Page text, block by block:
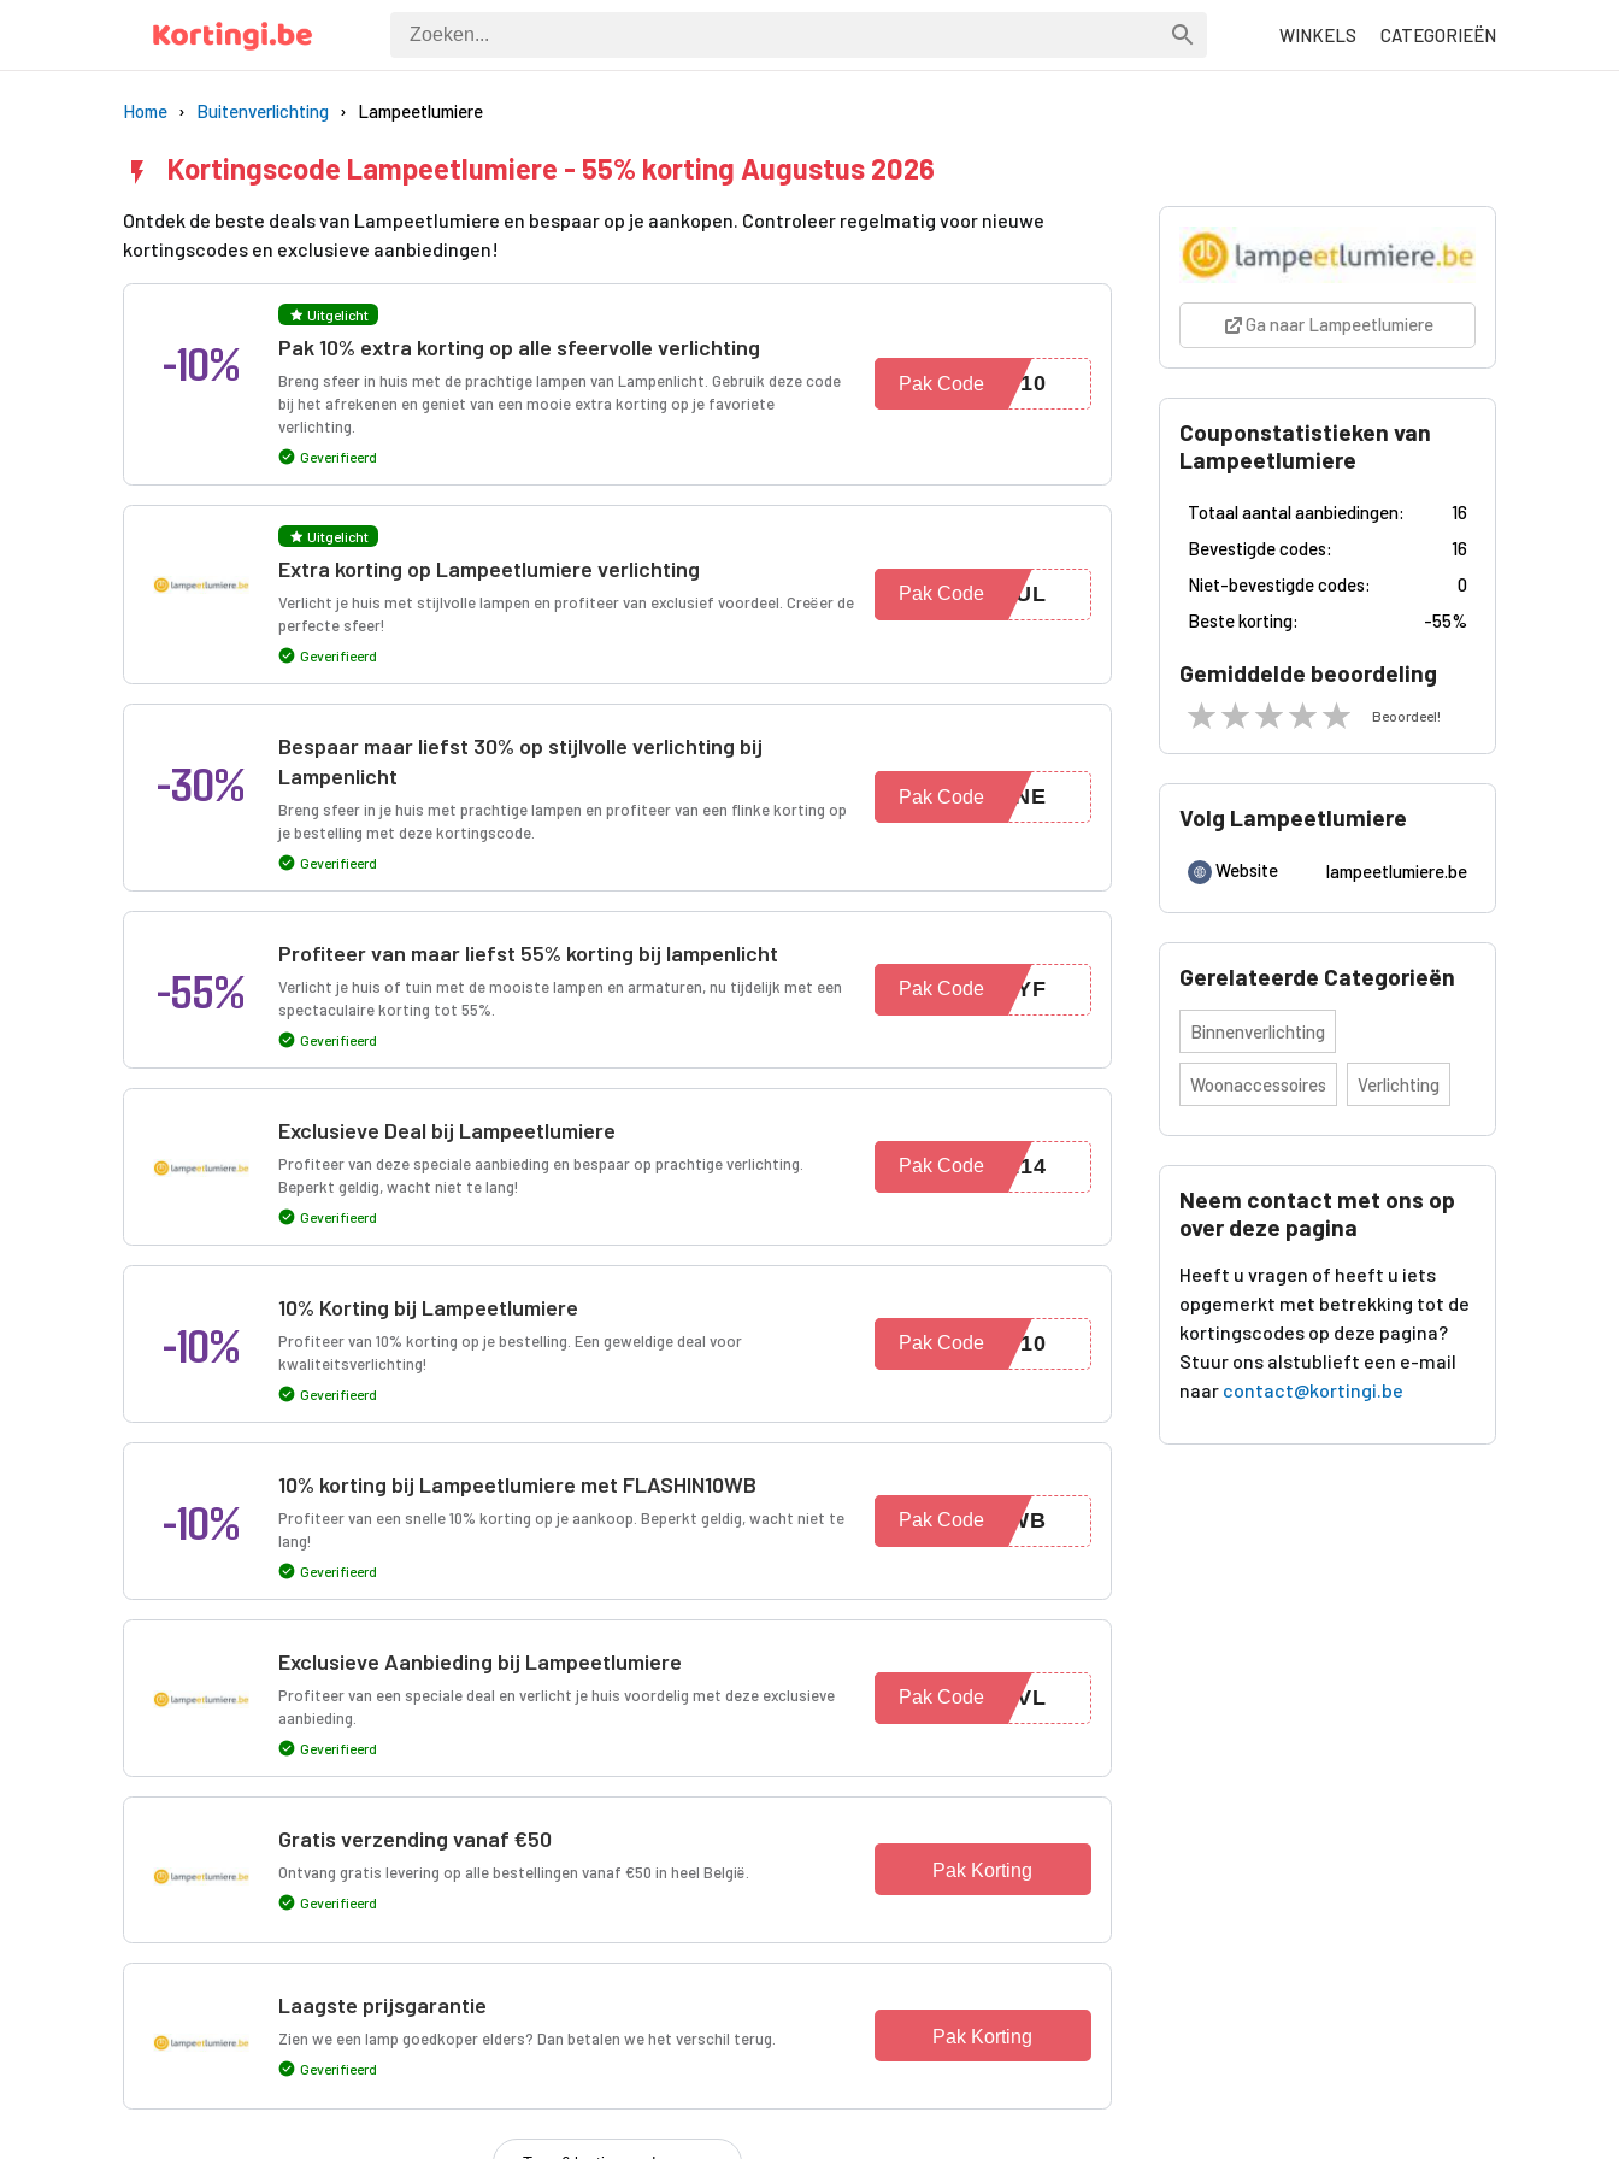
WINKELS CATEGORIEËN
Home Buitenverlichting Lampeetlumiere
Kortingscode Lampeetlumiere - 55% korting Augustus 2026
Ontdek de beste deals van Lampeetlumiere en bespaar op je aankopen. Controleer regelmatig voor nieuwe
kortingscodes en exclusieve aanbiedingen!
-10%
Uitgelicht
Pak 10% extra korting op alle sfeervolle verlichting
Breng sfeer in huis met de prachtige lampen van Lampenlicht. Gebruik deze code
bij het afrekenen en geniet van een mooie extra korting op je favoriete
verlichting.
Geverifieerd
A-10
Pak Code
Uitgelicht
Extra korting op Lampeetlumiere verlichting
Verlicht je huis met stijlvolle lampen en profiteer van exclusief voordeel. Creëer de
perfecte sfeer!
Geverifieerd
-FUL
Pak Code
-30%
Bespaar maar liefst 30% op stijlvolle verlichting bij
Lampenlicht
Breng sfeer in je huis met prachtige lampen en profiteer van een flinke korting op
je bestelling met deze kortingscode.
Geverifieerd
EPNE
Pak Code
-55%
Profiteer van maar liefst 55% korting bij lampenlicht
Verlicht je huis of tuin met de mooiste lampen en armaturen, nu tijdelijk met een
spectaculaire korting tot 55%.
Geverifieerd
YAYF
Pak Code
Exclusieve Deal bij Lampeetlumiere
Profiteer van deze speciale aanbieding en bespaar op prachtige verlichting.
Beperkt geldig, wacht niet te lang!
Geverifieerd
AL14
Pak Code
-10%
10% Korting bij Lampeetlumiere
Profiteer van 10% korting op je bestelling. Een geweldige deal voor
kwaliteitsverlichting!
Geverifieerd
B-10
Pak Code
-10%
10% korting bij Lampeetlumiere met FLASHIN10WB
Profiteer van een snelle 10% korting op je aankoop. Beperkt geldig, wacht niet te
lang!
Geverifieerd
10WB
Pak Code
Exclusieve Aanbieding bij Lampeetlumiere
Profiteer van een speciale deal en verlicht je huis voordelig met deze exclusieve
aanbieding.
Geverifieerd
4MVL
Pak Code
Gratis verzending vanaf €50
Ontvang gratis levering op alle bestellingen vanaf €50 in heel België.
Geverifieerd
Pak Korting
Laagste prijsgarantie
Zien we een lamp goedkoper elders? Dan betalen we het verschil terug.
Geverifieerd
Pak Korting
Ga naar Lampeetlumiere
Couponstatistieken van
Lampeetlumiere
Totaal aantal aanbiedingen:
16
Bevestigde codes:
16
Niet-bevestigde codes:
0
Beste korting:
-55%
Gemiddelde beoordeling
Beoordeel!
Volg Lampeetlumiere
Website lampeetlumiere.be
Gerelateerde Categorieën
Binnenverlichting
Woonaccessoires Verlichting
Neem contact met ons op
over deze pagina
Heeft u vragen of heeft u iets
opgemerkt met betrekking tot de
kortingscodes op deze pagina?
Stuur ons alstublieft een e-mail
naar contact@kortingi.be